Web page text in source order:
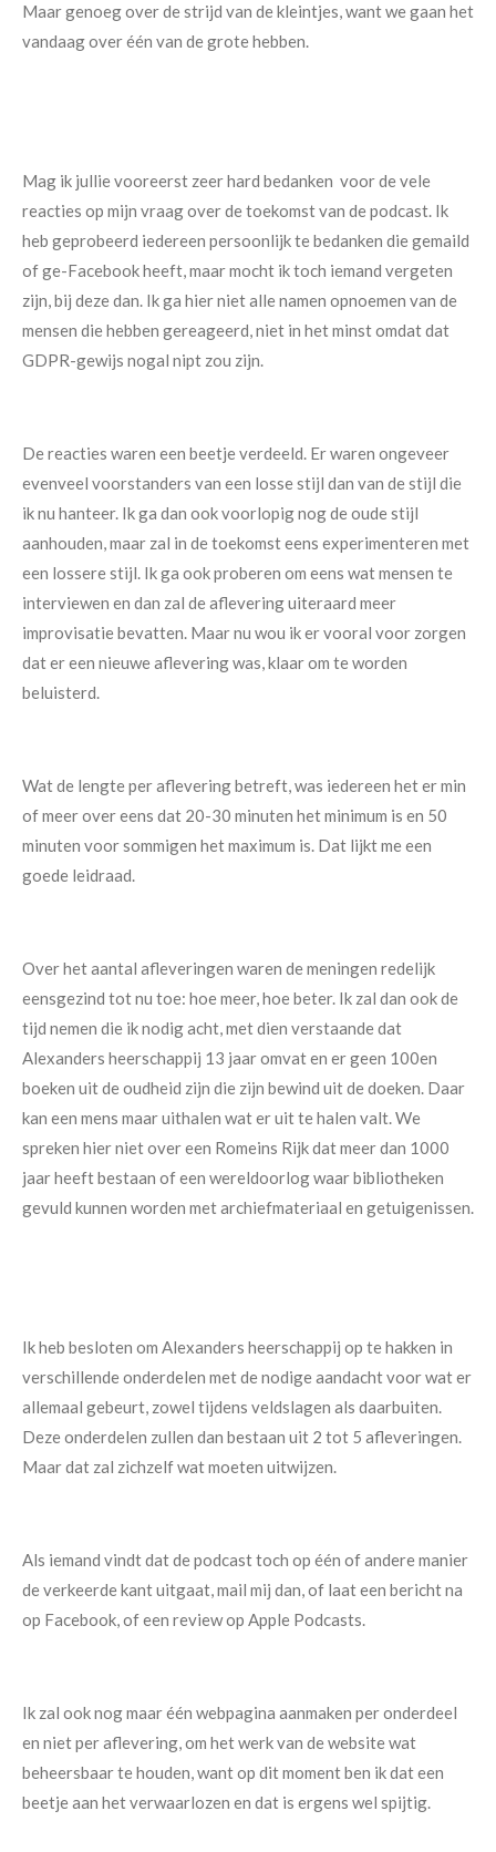
Maar genoeg over de strijd van de kleintjes, want we gaan het
vandaag over één van de grote hebben.
Mag ik jullie vooreerst zeer hard bedanken voor de vele
reacties op mijn vraag over de toekomst van de podcast. Ik
heb geprobeerd iedereen persoonlijk te bedanken die gemaild
of ge-Facebook heeft, maar mocht ik toch iemand vergeten
zijn, bij deze dan. Ik ga hier niet alle namen opnoemen van de
mensen die hebben gereageerd, niet in het minst omdat dat
GDPR-gewijs nogal nipt zou zijn.
De reacties waren een beetje verdeeld. Er waren ongeveer
evenveel voorstanders van een losse stijl dan van de stijl die
ik nu hanteer. Ik ga dan ook voorlopig nog de oude stijl
aanhouden, maar zal in de toekomst eens experimenteren met
een lossere stijl. Ik ga ook proberen om eens wat mensen te
interviewen en dan zal de aflevering uiteraard meer
improvisatie bevatten. Maar nu wou ik er vooral voor zorgen
dat er een nieuwe aflevering was, klaar om te worden
beluisterd.
Wat de lengte per aflevering betreft, was iedereen het er min
of meer over eens dat 20-30 minuten het minimum is en 50
minuten voor sommigen het maximum is. Dat lijkt me een
goede leidraad.
Over het aantal afleveringen waren de meningen redelijk
eensgezind tot nu toe: hoe meer, hoe beter. Ik zal dan ook de
tijd nemen die ik nodig acht, met dien verstaande dat
Alexanders heerschappij 13 jaar omvat en er geen 100en
boeken uit de oudheid zijn die zijn bewind uit de doeken. Daar
kan een mens maar uithalen wat er uit te halen valt. We
spreken hier niet over een Romeins Rijk dat meer dan 1000
jaar heeft bestaan of een wereldoorlog waar bibliotheken
gevuld kunnen worden met archiefmateriaal en getuigenissen.
Ik heb besloten om Alexanders heerschappij op te hakken in
verschillende onderdelen met de nodige aandacht voor wat er
allemaal gebeurt, zowel tijdens veldslagen als daarbuiten.
Deze onderdelen zullen dan bestaan uit 2 tot 5 afleveringen.
Maar dat zal zichzelf wat moeten uitwijzen.
Als iemand vindt dat de podcast toch op één of andere manier
de verkeerde kant uitgaat, mail mij dan, of laat een bericht na
op Facebook, of een review op Apple Podcasts.
Ik zal ook nog maar één webpagina aanmaken per onderdeel
en niet per aflevering, om het werk van de website wat
beheersbaar te houden, want op dit moment ben ik dat een
beetje aan het verwaarlozen en dat is ergens wel spijtig.